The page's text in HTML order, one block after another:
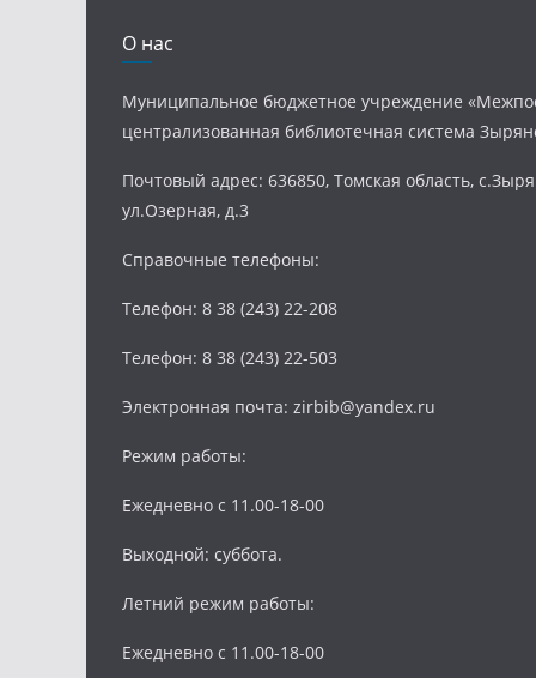
О нас
Муниципальное бюджетное учреждение
централизованная библиотечная система
Почтовый адрес: 636850, Томская область,
ул.Озерная, д.3
Справочные телефоны:
Телефон: 8 38 (243) 22-208
Телефон: 8 38 (243) 22-503
Электронная почта: zirbib@yandex.ru
Режим работы:
Ежедневно с 11.00-18-00
Выходной: суббота.
Летний режим работы:
Ежедневно с 11.00-18-00